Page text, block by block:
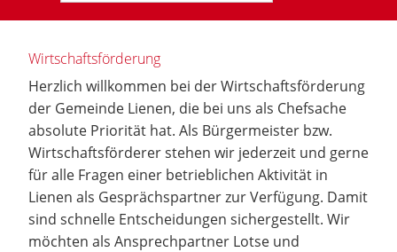
Wirtschaftsförderung
Herzlich willkommen bei der Wirtschaftsförderung
der Gemeinde Lienen, die bei uns als Chefsache
absolute Priorität hat. Als Bürgermeister bzw.
Wirtschaftsförderer stehen wir jederzeit und gerne
für alle Fragen einer betrieblichen Aktivität in
Lienen als Gesprächspartner zur Verfügung. Damit
sind schnelle Entscheidungen sichergestellt. Wir
möchten als Ansprechpartner Lotse und